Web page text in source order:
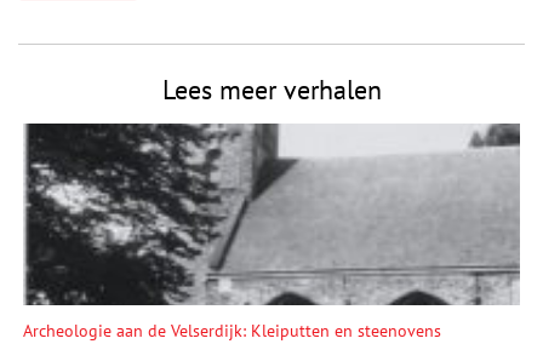
Lees meer verhalen
Archeologie aan de Velserdijk: Kleiputten en steenovens